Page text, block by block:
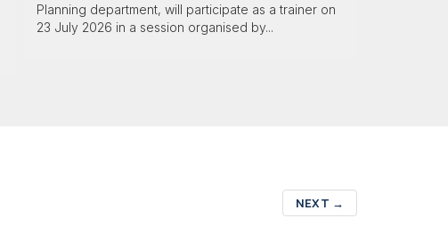
Planning department, will participate as a trainer on
23 July 2026 in a session organised by...
NEXT →